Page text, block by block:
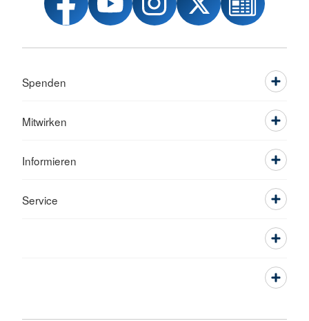
Spenden
Mitwirken
Informieren
Service